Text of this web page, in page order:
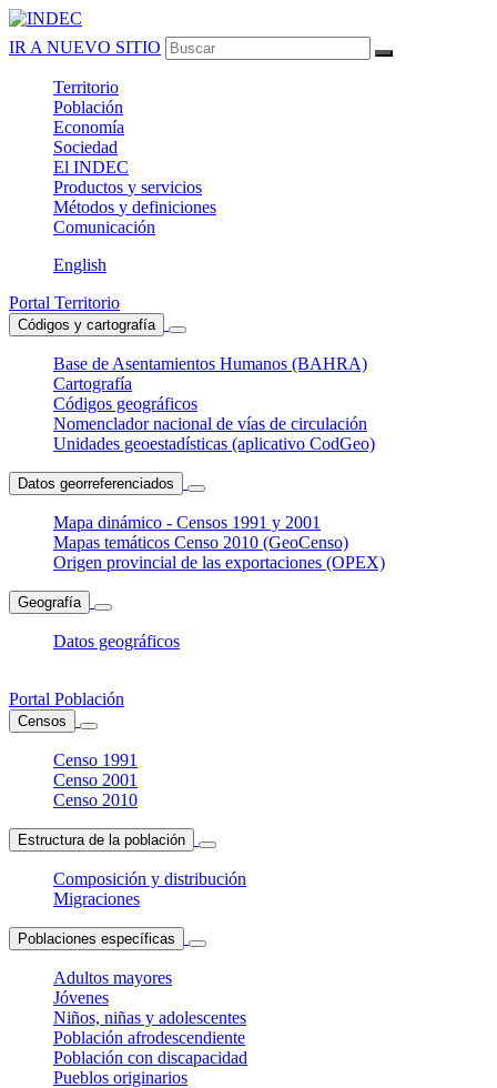
IR A NUEVO SITIO
Territorio
Población
Economía
Sociedad
El INDEC
Productos y servicios
Métodos y definiciones
Comunicación
English
Portal Territorio
Códigos y cartografía
Base de Asentamientos Humanos (BAHRA)
Cartografía
Códigos geográficos
Nomenclador nacional de vías de circulación
Unidades geoestadísticas (aplicativo CodGeo)
Datos georreferenciados
Mapa dinámico - Censos 1991 y 2001
Mapas temáticos Censo 2010 (GeoCenso)
Origen provincial de las exportaciones (OPEX)
Geografía
Datos geográficos
Portal Población
Censos
Censo 1991
Censo 2001
Censo 2010
Estructura de la población
Composición y distribución
Migraciones
Poblaciones específicas
Adultos mayores
Jóvenes
Niños, niñas y adolescentes
Población afrodescendiente
Población con discapacidad
Pueblos originarios